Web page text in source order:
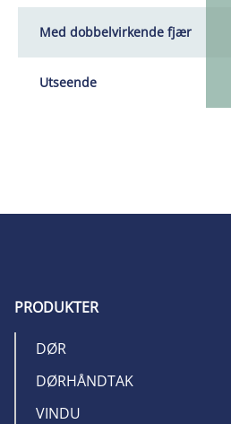
Med dobbelvirkende fjær
Utseende
PRODUKTER
DØR
DØRHÅNDTAK
VINDU